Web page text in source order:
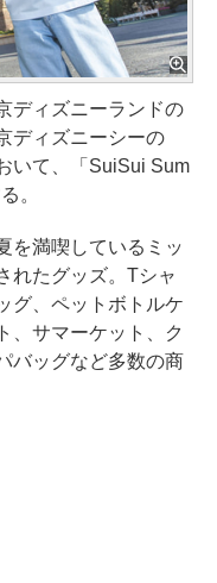
ディズニーランドの
ディズニーシーの
いて、「SuiSui Sum
。
を満喫しているミッ
れたグッズ。Tシャ
グ、ペットボトルケ
、サマーケット、ク
バッグなど多数の商